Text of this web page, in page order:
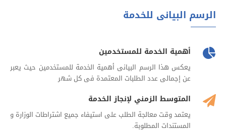
الرسم البيانى للخدمة
أهمية الخدمة للمستخدمين
يعكس هذا الرسم البيانى أهمية الخدمة للمستخدمين حيث يعبر
عن إجمالى عدد الطلبات المعتمدة فى كل شهر
المتوسط الزمني لإنجاز الخدمة
يعتمد وقت معالجة الطلب على استيفاء جميع اشتراطات الوزارة و
المستندات المطلوبة.